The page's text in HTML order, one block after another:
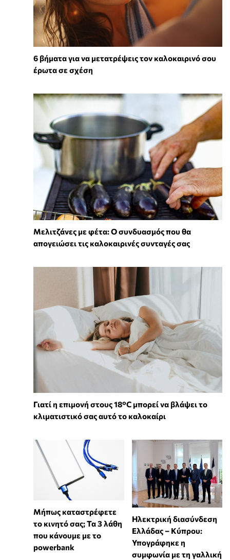
6 βήματα για να μετατρέψεις τον καλοκαιρινό σου
έρωτα σε σχέση
Μελιτζάνες με φέτα: Ο συνδυασμός που θα
απογειώσει τις καλοκαιρινές συνταγές σας
Γιατί η επιμονή στους 18°C μπορεί να βλάψει το
κλιματιστικό σας αυτό το καλοκαίρι
Μήπως καταστρέφετε
το κινητό σας; Τα 3 λάθη
που κάνουμε με το
powerbank
Ηλεκτρική διασύνδεση
Ελλάδας – Κύπρου:
Υπογράφηκε η
συμφωνία με τη γαλλική